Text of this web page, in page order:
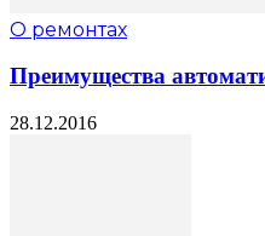
О ремонтах
Преимущества
28.12.2016